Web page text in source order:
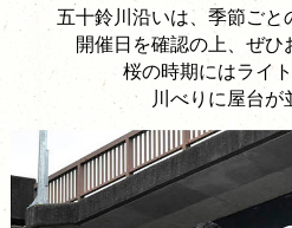
五十鈴川沿いは、季節ごと
開催日を確認の上、ぜひ
桜の時期にはライト
川べりに屋台が